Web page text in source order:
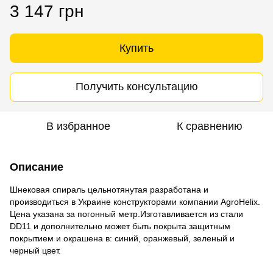
3 147 грн
Купить
Получить консультацию
В избранное К сравнению
Описание
Шнековая спираль цельнотянутая разработана и
производиться в Украине конструкторами компании AgroHelix.
Цена указана за погонный метр.Изготавливается из стали
DD11 и дополнительно может быть покрыта защитным
покрытием и окрашена в: синий, оранжевый, зеленый и
черный цвет.